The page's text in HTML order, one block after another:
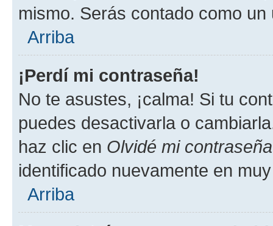
mismo. Serás contado como un
Arriba
¡Perdí mi contraseña!
No te asustes, ¡calma! Si tu
puedes desactivarla o
haz clic en Olvidé mi contraseña
identificado nuevamente en
Arriba